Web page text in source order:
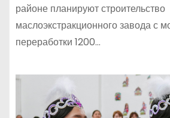
районе планируют строительство
маслоэкстракционного завода с
переработки 1200…